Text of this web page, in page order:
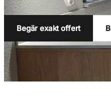
Begär exakt offert